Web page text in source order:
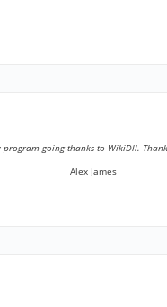
program going thanks to WikiDll.
Alex James